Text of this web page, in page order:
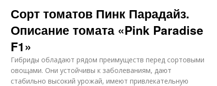
Сорт томатов Пинк Парадайз.
Описание томата «Pink Paradise
F1»
Гибриды обладают рядом преимуществ перед сортовыми
овощами. Они устойчивы к заболеваниям, дают
стабильно высокий урожай, имеют привлекательную